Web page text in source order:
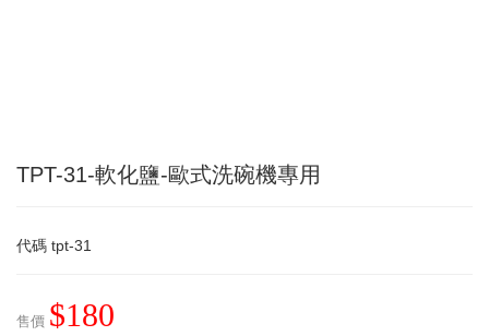
TPT-31-軟化鹽-歐式洗碗機專用
代碼 tpt-31
售價 $180